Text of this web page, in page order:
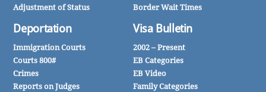
Adjustment of Status
Deportation
Immigration Courts
Courts 800#
Crimes
Reports on Judges
Border Wait Times
Visa Bulletin
2002 – Present
EB Categories
EB Video
Family Categories